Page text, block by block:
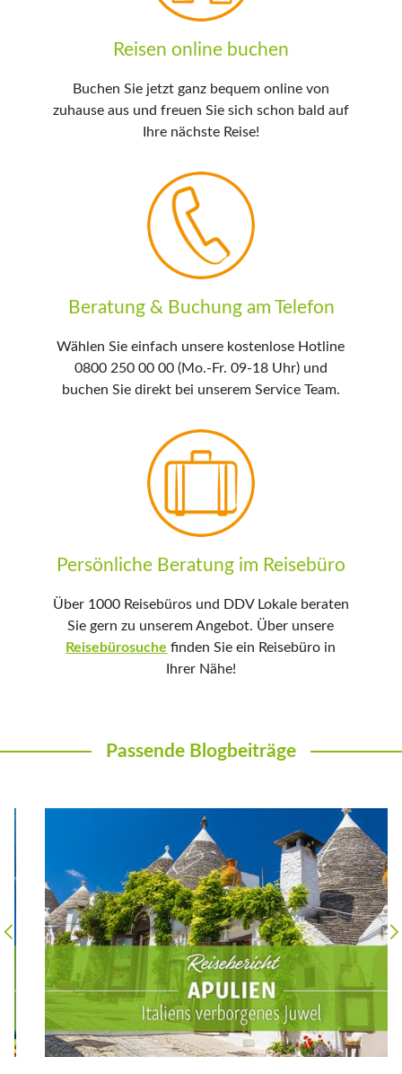
Reisen online buchen
Buchen Sie jetzt ganz bequem online von
zuhause aus und freuen Sie sich schon bald auf
Ihre nächste Reise!
Beratung & Buchung am Telefon
Wählen Sie einfach unsere kostenlose Hotline
0800 250 00 00 (Mo.-Fr. 09-18 Uhr) und
buchen Sie direkt bei unserem Service Team.
Persönliche Beratung im Reisebüro
Über 1000 Reisebüros und DDV Lokale beraten
Sie gern zu unserem Angebot. Über unsere
Reisebürosuche finden Sie ein Reisebüro in
Ihrer Nähe!
Passende Blogbeiträge